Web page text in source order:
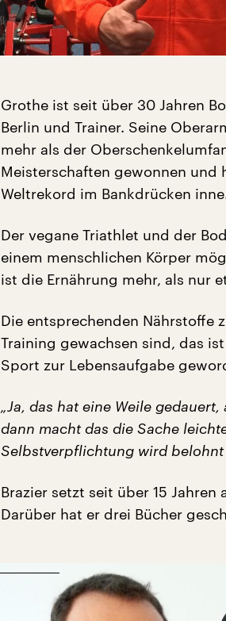
Grothe ist seit über 30 Jahren
Berlin und Trainer. Seine
mehr als der
Meisterschaften gewonnen
Weltrekord im Bankdrücken
Der vegane Triathlet und der
einem menschlichen Körper
ist die Ernährung mehr, als nur
Die entsprechenden Nährstoffe
Training gewachsen sind, das
Sport zur Lebensaufgabe
„Ja, das hat eine Weile
dann macht das die Sache
Selbstverpflichtung wird
Brazier setzt seit über 15
Darüber hat er drei Bücher